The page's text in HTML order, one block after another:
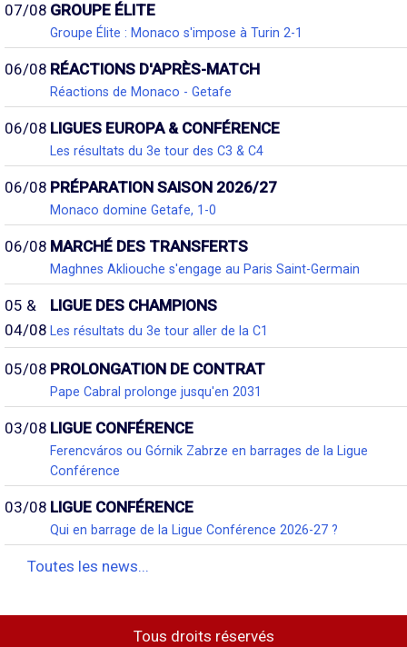
07/08 GROUPE ÉLITE
Groupe Élite : Monaco s'impose à Turin 2-1
06/08 RÉACTIONS D'APRÈS-MATCH
Réactions de Monaco - Getafe
06/08 LIGUES EUROPA & CONFÉRENCE
Les résultats du 3e tour des C3 & C4
06/08 PRÉPARATION SAISON 2026/27
Monaco domine Getafe, 1-0
06/08 MARCHÉ DES TRANSFERTS
Maghnes Akliouche s'engage au Paris Saint-Germain
05 &
04/08
LIGUE DES CHAMPIONS
Les résultats du 3e tour aller de la C1
05/08 PROLONGATION DE CONTRAT
Pape Cabral prolonge jusqu'en 2031
03/08 LIGUE CONFÉRENCE
Ferencváros ou Górnik Zabrze en barrages de la Ligue
Conférence
03/08 LIGUE CONFÉRENCE
Qui en barrage de la Ligue Conférence 2026-27 ?
Toutes les news...
Tous droits réservés